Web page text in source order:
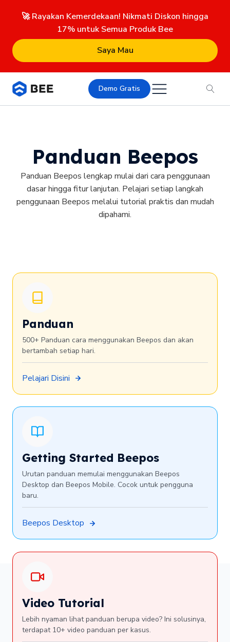
🚀 Rayakan Kemerdekaan! Nikmati Diskon hingga
17% untuk Semua Produk Bee
Saya Mau
Demo Gratis
Panduan Beepos
Panduan Beepos lengkap mulai dari cara penggunaan
dasar hingga fitur lanjutan. Pelajari setiap langkah
penggunaan Beepos melalui tutorial praktis dan mudah
dipahami.
Panduan
500+ Panduan cara menggunakan Beepos dan akan
bertambah setiap hari.
Pelajari Disini
Getting Started Beepos
Urutan panduan memulai menggunakan Beepos
Desktop dan Beepos Mobile. Cocok untuk pengguna
baru.
Beepos Desktop
Video Tutorial
Lebih nyaman lihat panduan berupa video? Ini solusinya,
terdapat 10+ video panduan per kasus.